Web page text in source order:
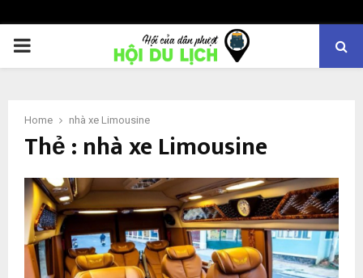
PRIMARY
Home nhà xe Limousine
Thẻ : nhà xe Limousine